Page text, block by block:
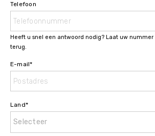
Telefoon
Heeft u snel een antwoord nodig? Laat uw
terug.
E-mail*
Land*
Selecteer